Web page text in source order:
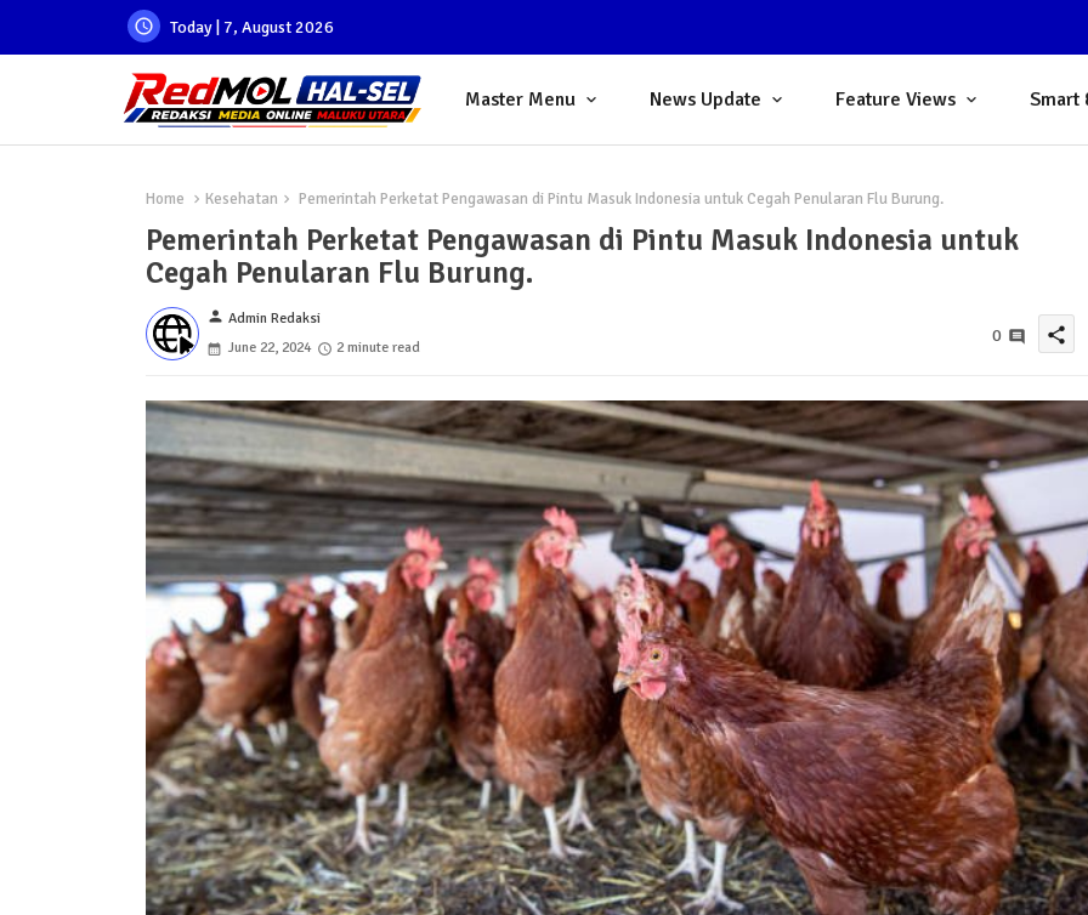
Today | 7, August 2026
Master Menu News Update Feature Views Smart
Home Kesehatan Pemerintah Perketat Pengawasan di Pintu Masuk Indonesia untuk Cegah Penularan Flu Burung.
Pemerintah Perketat Pengawasan di Pintu Masuk Indonesia untuk
Cegah Penularan Flu Burung.
person Admin Redaksi
June 22, 2024
2 minute read
0 share